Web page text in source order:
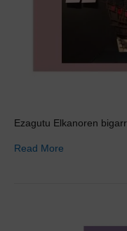
Ezagutu Elkanoren
Read More